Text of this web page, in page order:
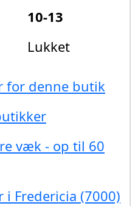
10-13
Lukket
for denne butik
væk - op til 60
i Fredericia (7000)